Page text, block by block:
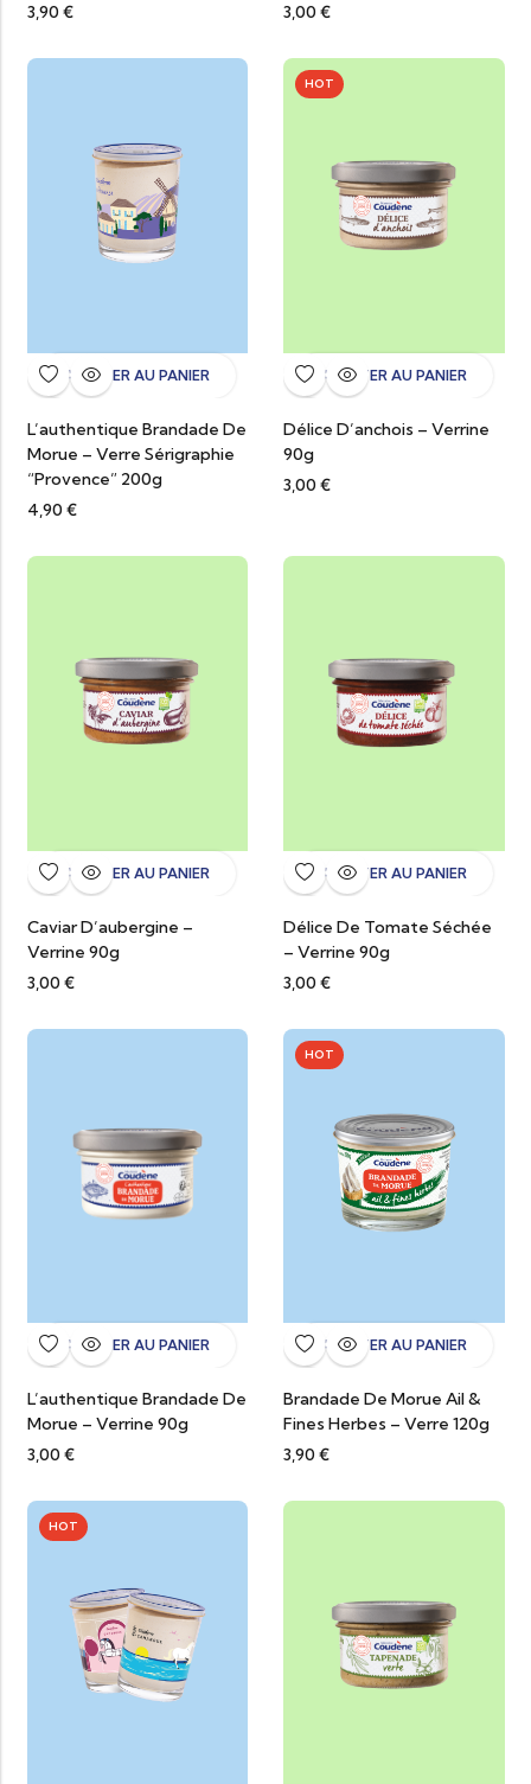
3,90 €
3,00 €
AJOUTER AU PANIER
L’authentique Brandade De
Morue – Verre Sérigraphie
“Provence” 200g
4,90 €
HOT
AJOUTER AU PANIER
Délice D’anchois – Verrine
90g
3,00 €
AJOUTER AU PANIER
Caviar D’aubergine –
Verrine 90g
3,00 €
AJOUTER AU PANIER
Délice De Tomate Séchée
– Verrine 90g
3,00 €
AJOUTER AU PANIER
L’authentique Brandade De
Morue – Verrine 90g
3,00 €
HOT
AJOUTER AU PANIER
Brandade De Morue Ail &
Fines Herbes – Verre 120g
3,90 €
HOT